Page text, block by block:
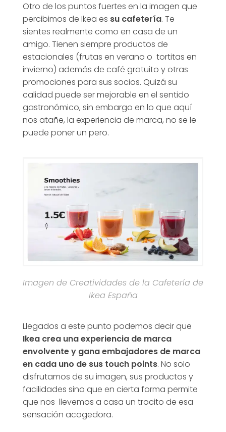
Otro de los puntos fuertes en la imagen que
percibimos de Ikea es su cafetería. Te
sientes realmente como en casa de un
amigo. Tienen siempre productos de
estacionales (frutas en verano o tortitas en
invierno) además de café gratuito y otras
promociones para sus socios. Quizá su
calidad puede ser mejorable en el sentido
gastronómico, sin embargo en lo que aquí
nos atañe, la experiencia de marca, no se le
puede poner un pero.
Imagen de Creatividades de la Cafetería de
Ikea España
Llegados a este punto podemos decir que
Ikea crea una experiencia de marca
envolvente y gana embajadores de marca
en cada uno de sus touch points. No solo
disfrutamos de su imagen, sus productos y
facilidades sino que en cierta forma permite
que nos llevemos a casa un trocito de esa
sensación acogedora.